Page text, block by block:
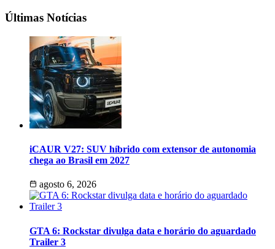
Últimas Notícias
iCAUR V27: SUV híbrido com extensor de autonomia
chega ao Brasil em 2027
agosto 6, 2026
GTA 6: Rockstar divulga data e horário do aguardado
Trailer 3